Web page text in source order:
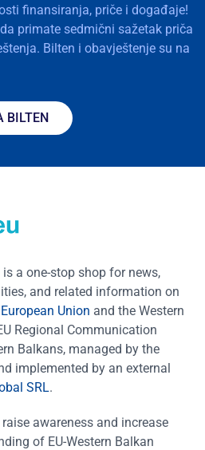
finansiranja, priče i događaje!
primate sedmični sažetak priča
Bilten i obavještenje su na
BILTEN
a one-stop shop for news,
and related information on
European Union and the Western
Regional Communication
Balkans, managed by the
implemented by an external
SRL.
awareness and increase
of EU-Western Balkan